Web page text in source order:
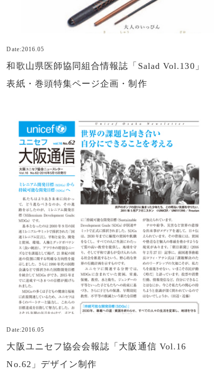
Date:2016.05
和歌山県医師協同組合情報誌「Salad Vol.130」
表紙・巻頭特集ページ企画・制作
Date:2016.05
大阪ユニセフ協会会報誌「大阪通信 Vol.16
No.62」デザイン制作